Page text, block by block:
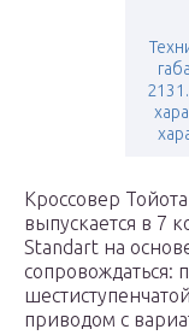
Кроссовер
выпускается в 7
Standart на
сопровождаться:
приводом с